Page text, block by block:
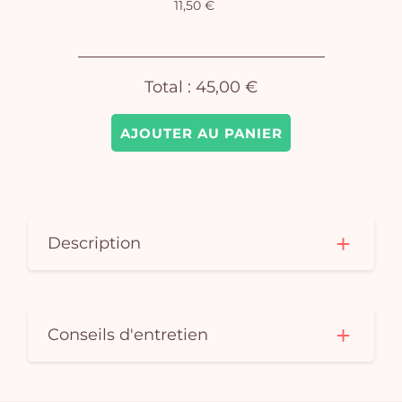
AJOUTER AU PANIER
11,50 €
Total : 45,00 €
Description
Conseils d'entretien